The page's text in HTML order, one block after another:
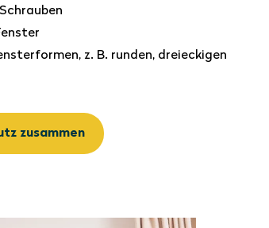
z. B. runden, dreieckigen
zusammen